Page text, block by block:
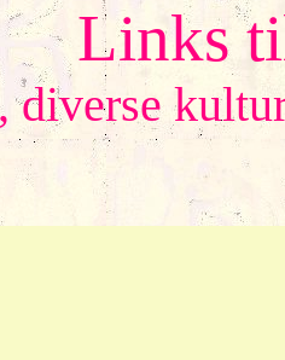
Links
diverse